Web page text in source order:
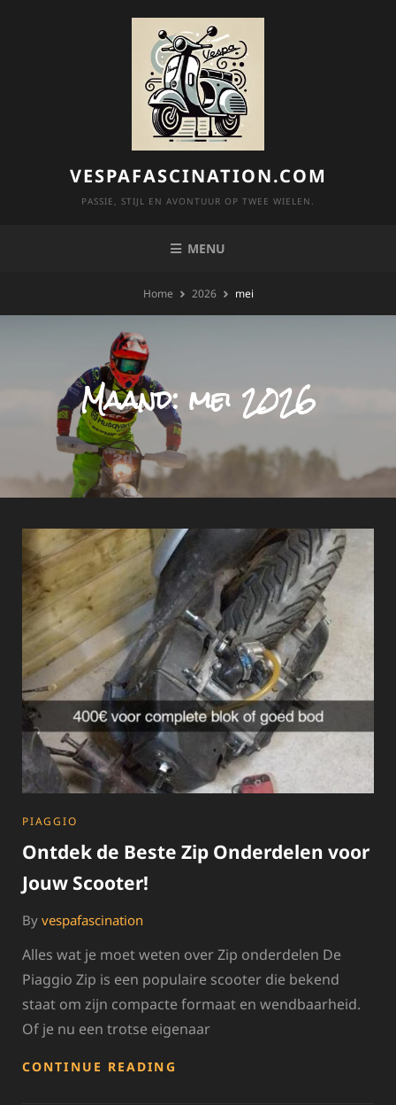
VESPAFASCINATION.COM
PASSIE, STIJL EN AVONTUUR OP TWEE WIELEN.
MENU
Home 2026 mei
Maand:mei 2026
CATEGORIES
PIAGGIO
Ontdek de Beste Zip Onderdelen voor
Jouw Scooter!
By vespafascination
Alles wat je moet weten over Zip onderdelen De
Piaggio Zip is een populaire scooter die bekend
staat om zijn compacte formaat en wendbaarheid.
Of je nu een trotse eigenaar
CONTINUE READING